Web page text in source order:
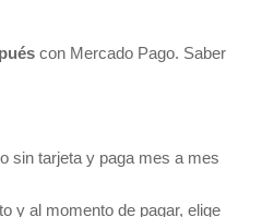
con Mercado Pago. Saber
sin tarjeta y paga mes a mes
y al momento de pagar, elige